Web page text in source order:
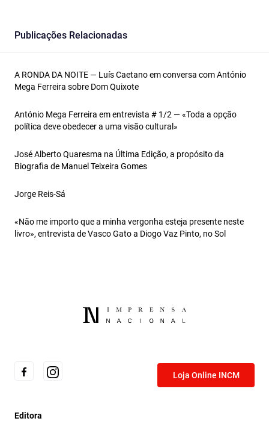
Publicações Relacionadas
A RONDA DA NOITE — Luís Caetano em conversa com António
Mega Ferreira sobre Dom Quixote
António Mega Ferreira em entrevista # 1/2 — «Toda a opção
política deve obedecer a uma visão cultural»
José Alberto Quaresma na Última Edição, a propósito da
Biografia de Manuel Teixeira Gomes
Jorge Reis-Sá
«Não me importo que a minha vergonha esteja presente neste
livro», entrevista de Vasco Gato a Diogo Vaz Pinto, no Sol
Loja Online INCM
Editora